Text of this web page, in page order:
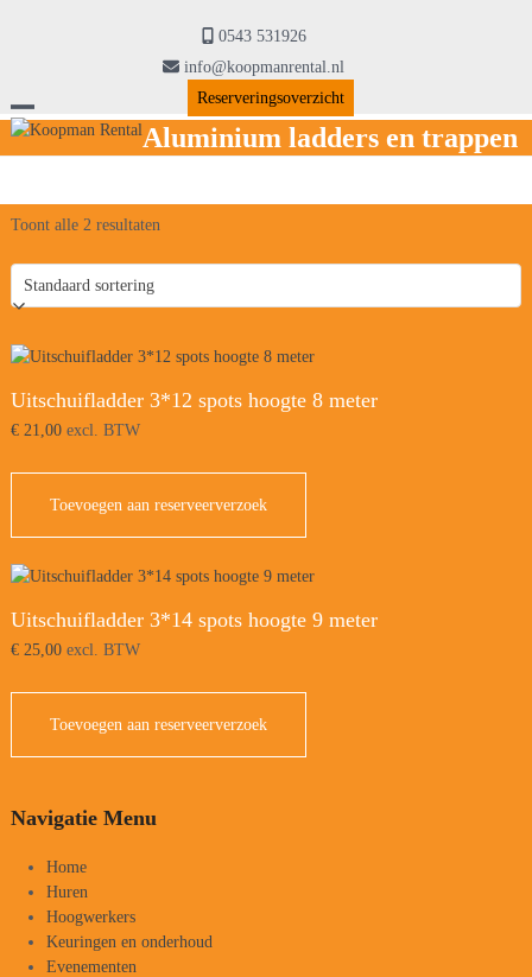
0543 531926
info@koopmanrental.nl
Reserveringsoverzicht
Open
menu
Close
menu
Aluminium ladders en trappen
Toont alle 2 resultaten
Uitschuifladder 3*12 spots hoogte 8 meter
€21,00excl. BTW
Toevoegen aan reserveerverzoek
Uitschuifladder 3*14 spots hoogte 9 meter
€25,00excl. BTW
Toevoegen aan reserveerverzoek
Navigatie Menu
Home
Huren
Hoogwerkers
Keuringen en onderhoud
Evenementen